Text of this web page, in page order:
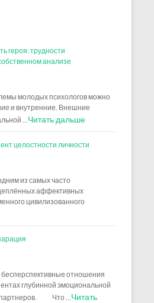
героя: трудности
анализе
молодых психологов можно
и внутренние. Внешние
…Читать дальше
целостности личности
из самых часто
аффективных
цивилизованного
бесперспективные отношения
глубинной эмоциональной
партнеров. Что …Читать